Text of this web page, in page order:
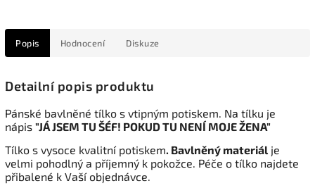
Popis Hodnocení Diskuze
Detailní popis produktu
Pánské bavlněné tílko s vtipným potiskem. Na tílku je
nápis "JÁ JSEM TU ŠÉF! POKUD TU NENÍ MOJE ŽENA"
Tílko s vysoce kvalitní potiskem. Bavlněný materiál je
velmi pohodlný a příjemný k pokožce. Péče o tílko najdete
přibalené k Vaší objednávce.